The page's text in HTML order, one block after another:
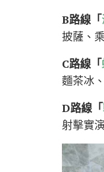
B路線「
披薩、
C路線「
麵茶冰
D路線「
射擊實